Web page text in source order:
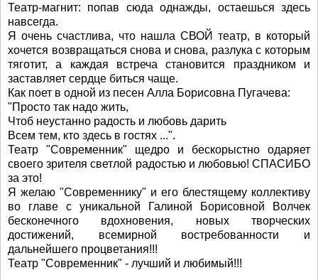
Театр-магнит: попав сюда однажды, остаешься здесь
навсегда.
Я очень счастлива, что нашла СВОЙ театр, в который
хочется возвращаться снова и снова, разлука с которым
тяготит, а каждая встреча становится праздником и
заставляет сердце биться чаще.
Как поет в одной из песен Алла Борисовна Пугачева:
"Просто так надо жить,
Чтоб неустанно радость и любовь дарить
Всем тем, кто здесь в гостях ...".
Театр "Современник" щедро и бескорыстно одаряет
своего зрителя светлой радостью и любовью! СПАСИБО
за это!
Я желаю "Современнику" и его блестящему коллективу
во главе с уникальной Галиной Борисовной Волчек
бесконечного вдохновения, новых творческих
достижений, всемирной востребованности и
дальнейшего процветания!!!
Театр "Современник" - лучший и любимый!!!